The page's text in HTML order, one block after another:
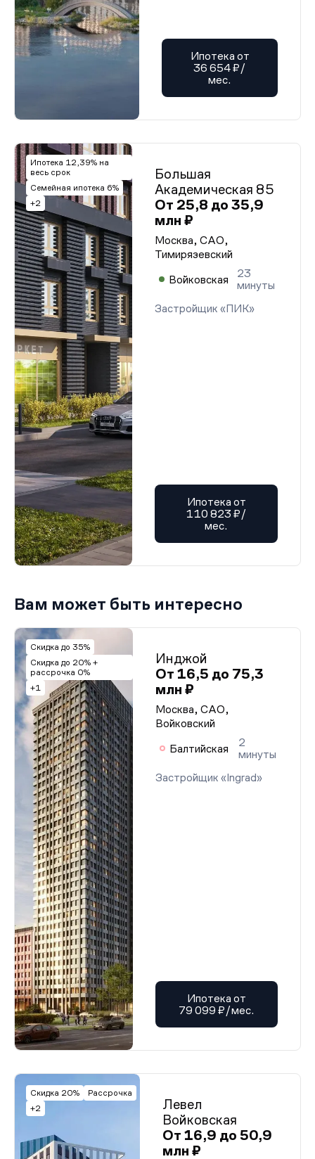
Ипотека от
36 654 ₽/
мес.
Ипотека 12,39% на
весь срок
Семейная ипотека 6%
+2
Большая
Академическая 85
От 25,8 до 35,9
млн ₽
Москва, САО,
Тимирязевский
Войковская
23
минуты
Застройщик «ПИК»
Ипотека от
110 823 ₽/
мес.
Вам может быть интересно
Скидка до 35%
Скидка до 20% +
рассрочка 0%
+1
Инджой
От 16,5 до 75,3
млн ₽
Москва, САО,
Войковский
Балтийская
2
минуты
Застройщик «Ingrad»
Ипотека от
79 099 ₽/мес.
Скидка 20%
Рассрочка
+2
Левел
Войковская
От 16,9 до 50,9
млн ₽